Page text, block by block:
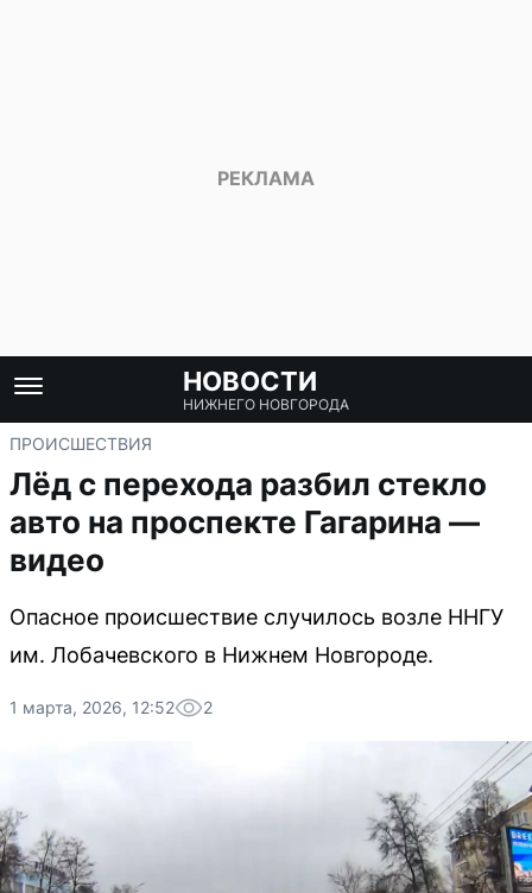
НОВОСТИ
НИЖНЕГО НОВГОРОДА
ПРОИСШЕСТВИЯ
Лёд с перехода разбил стекло
авто на проспекте Гагарина —
видео
Опасное происшествие случилось возле ННГУ
им. Лобачевского в Нижнем Новгороде.
1 марта, 2026, 12:52 2